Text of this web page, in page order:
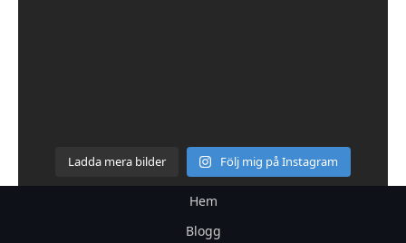
Ladda mera bilder Följ mig på Instagram
Hem
Blogg